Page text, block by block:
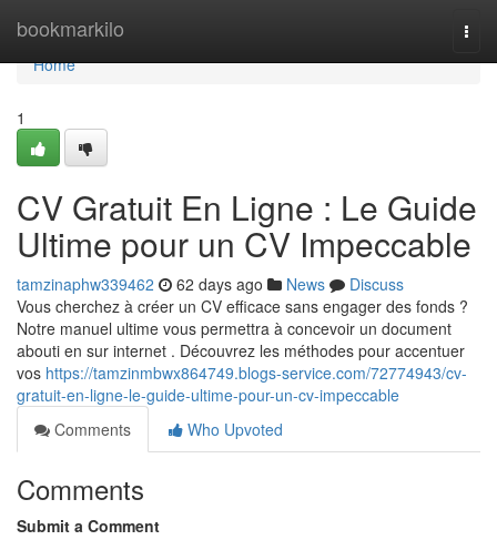
bookmarkilo
Home
Home
1
CV Gratuit En Ligne : Le Guide
Ultime pour un CV Impeccable
tamzinaphw339462 62 days ago News
Discuss
Vous cherchez à créer un CV efficace sans engager des fonds ?
Notre manuel ultime vous permettra à concevoir un document
abouti en sur internet . Découvrez les méthodes pour accentuer
vos https://tamzinmbwx864749.blogs-service.com/72774943/cv-
gratuit-en-ligne-le-guide-ultime-pour-un-cv-impeccable
Comments
Who Upvoted
Comments
Submit a Comment